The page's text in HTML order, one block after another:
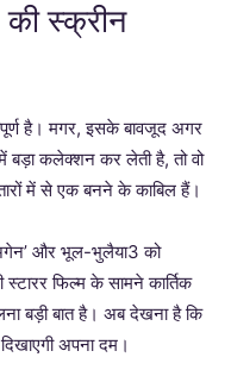
की स्क्रीन
है। मगर, इसके बावजूद अगर
बड़ा कलेक्शन कर लेती है, तो वो
में से एक बनने के काबिल हैं।
और भूल-भुलैया3 को
फिल्म के सामने कार्तिक
बड़ी बात है। अब देखना है कि
अपना दम।